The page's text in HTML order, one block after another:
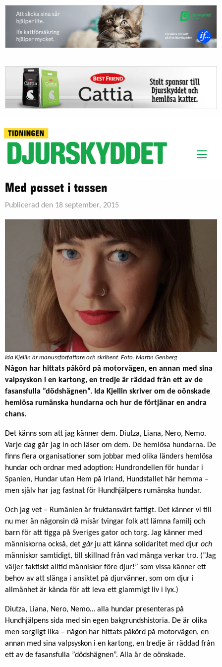
Med passet i tassen
Publicerad den 18 september, 2015
Ida Kjellin är manussförfattare och skribent. Foto: Martin Genberg
Någon har hittats påkörd på motorvägen, en annan med sina
valpsyskon i en kartong, en tredje är räddad från ett av de
fasansfulla ”dödshägnen”. Ida Kjellin skriver om de oönskade
hemlösa rumänska hundarna och hur de förtjänar en andra
chans.
Det känns som att jag känner dem. Diutza, Liana, Nero, Nemo.
Varje dag går jag in och läser om dem. De hemlösa hundarna. De
finns flera organisationer som jobbar med olika länders hemlösa
hundar och ordnar med adoption: Hundrondellen för hundar i
Spanien, Hundar utan Hem på Irland, Hundstallet här hemma –
men själv har jag fastnat för Hundhjälpens rumänska hundar.
Och jag vet – Rumänien är fruktansvärt fattigt. Det känner vi till
nu mer än någonsin då misär tvingar folk att lämna familj och
barn för att tigga på Sveriges gator och torg. Jag känner med
människorna också, det gårju att känna solidaritet med djur och
människor samtidigt, till skillnad från vad många verkar tro. (”Jag
väljer faktiskt alltid människor före djur!” som vissa känner ett
behov av att slänga i ansiktet på djurvänner, som om djur i
allmänhet är kända för att leva ett glammigt liv i lyx.)
Diutza, Liana, Nero, Nemo… alla hundar presenteras på
Hundhjälpens sida med sin egen bakgrundshistoria. De är olika
men sorgligt lika – någon har hittats påkörd på motorvägen, en
annan med sina valpsyskon i en kartong, en tredje är räddad från
ett av de fasansfulla ”dödshägnen”. Alla är de oönskade.